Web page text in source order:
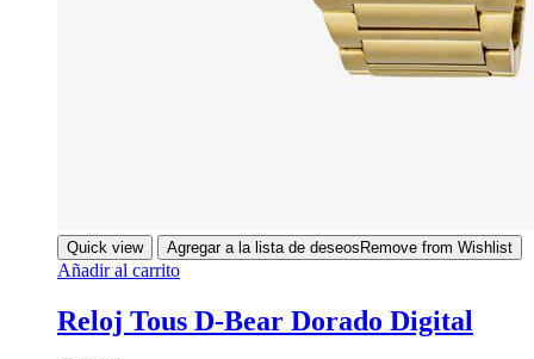
Quick view Agregar a la lista de deseosRemove from Wishlist
Añadir al carrito
Reloj Tous D-Bear Dorado Digital